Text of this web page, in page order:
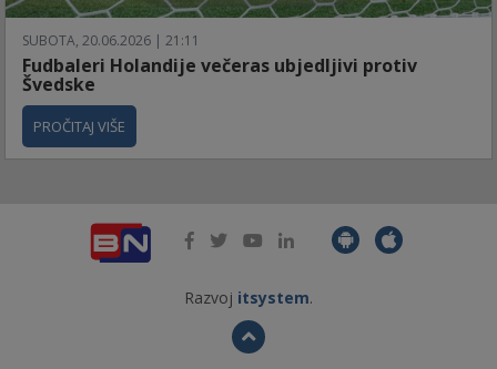
SUBOTA, 20.06.2026 | 21:11
Fudbaleri Holandije večeras ubjedljivi protiv
Švedske
PROČITAJ VIŠE
Razvoj itsystem.